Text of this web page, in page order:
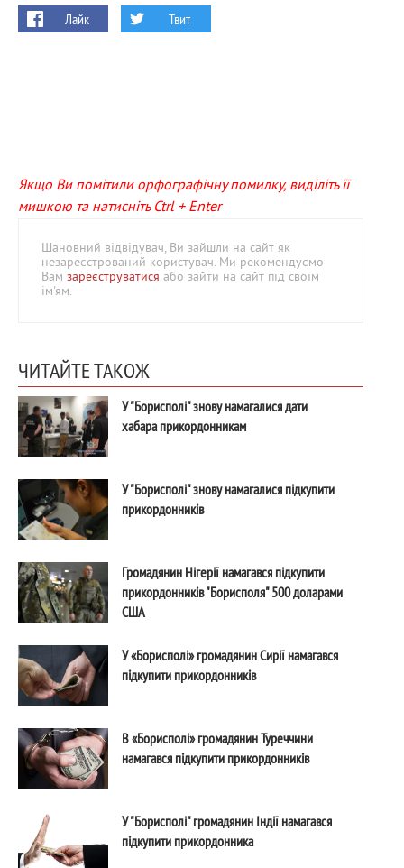
Лайк Твит
Якщо Ви помітили орфографічну помилку, виділіть її
мишкою та натисніть Ctrl + Enter
Шановний відвідувач, Ви зайшли на сайт як
незареєстрований користувач. Ми рекомендуємо
Вам зареєструватися або зайти на сайт під своїм
ім'ям.
ЧИТАЙТЕ ТАКОЖ
У "Борисполі" знову намагалися дати
хабара прикордонникам
У "Борисполі" знову намагалися підкупити
прикордонників
Громадянин Нігерії намагався підкупити
прикордонників "Борисполя" 500 доларами
США
У «Борисполі» громадянин Сирії намагався
підкупити прикордонників
В «Борисполі» громадянин Туреччини
намагався підкупити прикордонників
У "Борисполі" громадянин Індії намагався
підкупити прикордонника